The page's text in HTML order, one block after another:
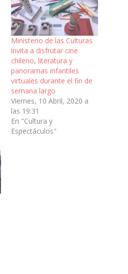
Ministerio de las Culturas
invita a disfrutar cine
chileno, literatura y
panoramas infantiles
virtuales durante el fin de
semana largo
Viernes, 10 Abril, 2020 a
las 19:31
En "Cultura y
Espectáculos"